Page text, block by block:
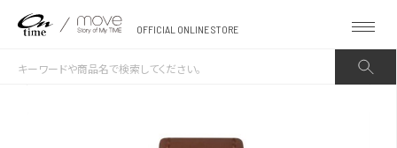
OFFICIAL ONLINE STORE